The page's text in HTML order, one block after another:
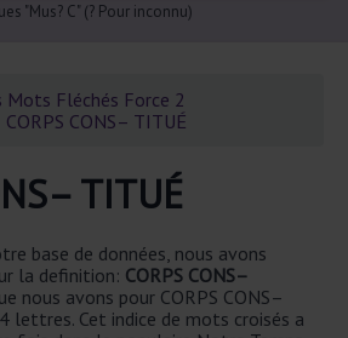
"Mus? C" (? Pour inconnu)
Mots Fléchés Force 2
CORPS CONS– TITUÉ
TITUÉ
base de données, nous avons
la definition: CORPS CONS–
nous avons pour CORPS CONS–
lettres. Cet indice de mots croisés a